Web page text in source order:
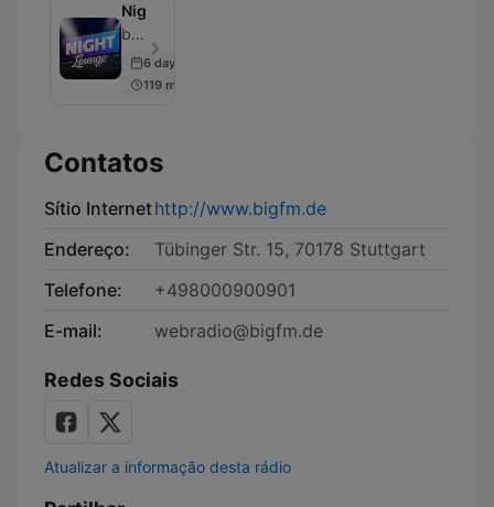
Nightlounge
bigFM - Episódio 500
6 days ago
119 min
Contatos
Sítio Internethttp://www.bigfm.de
Endereço:
Tübinger Str. 15, 70178 Stuttgart
Telefone:
+498000900901
E-mail:
webradio@bigfm.de
Redes Sociais
Atualizar a informação desta rádio